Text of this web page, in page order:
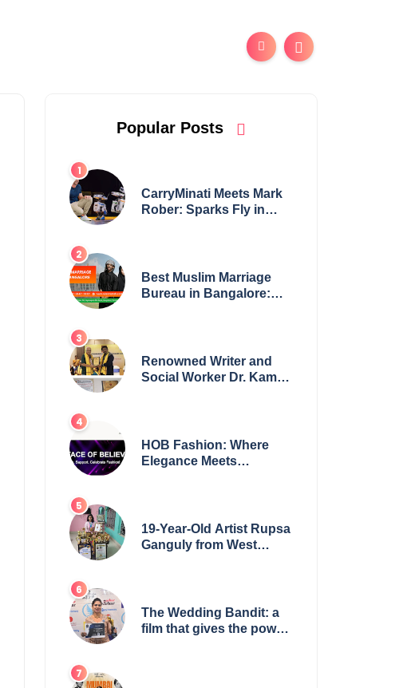
Popular Posts
CarryMinati Meets Mark
Rober: Sparks Fly in
Best Muslim Marriage
Bureau in Bangalore:
Renowned Writer and
Social Worker Dr. Kamal
Award 2025
HOB Fashion: Where
Elegance Meets
19-Year-Old Artist Rupsa
Ganguly from West
The Wedding Bandit: a
film that gives the power